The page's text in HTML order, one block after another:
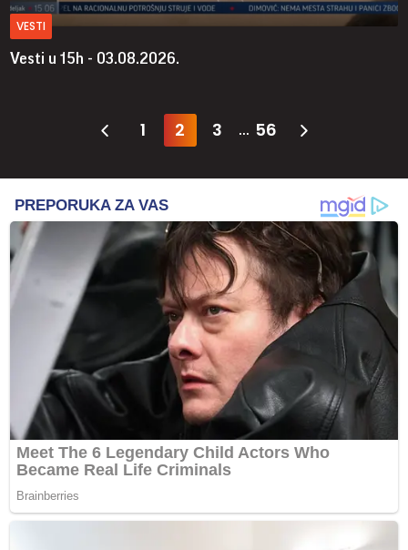
VESTI
Vesti u 15h - 03.08.2026.
1 2 3 ... 56